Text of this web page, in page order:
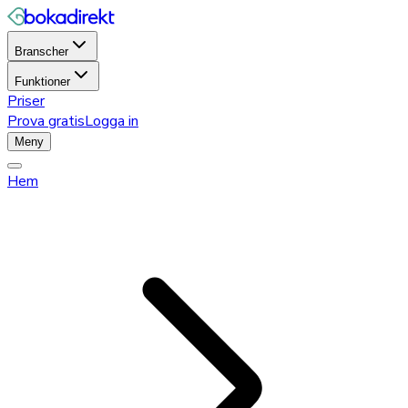
Branscher
Funktioner
Priser
Prova gratisLogga in
Meny
Hem